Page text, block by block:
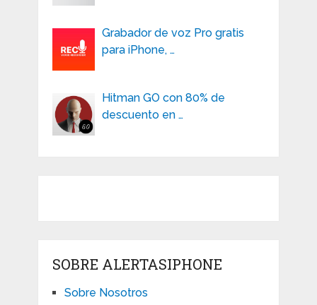
Grabador de voz Pro gratis
para iPhone, …
Hitman GO con 80% de
descuento en …
SOBRE ALERTASIPHONE
Sobre Nosotros